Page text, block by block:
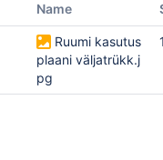
Name
Ruumi kasutus
plaani väljatrükk.j
pg